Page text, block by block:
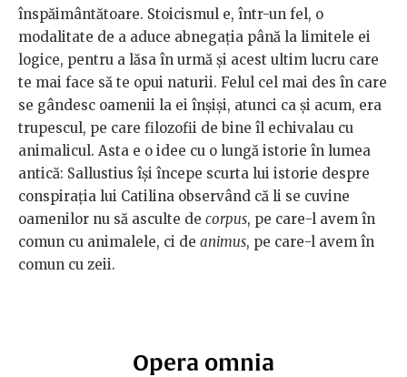
înspăimântătoare. Stoicismul e, într-un fel, o
modalitate de a aduce abnegația până la limitele ei
logice, pentru a lăsa în urmă și acest ultim lucru care
te mai face să te opui naturii. Felul cel mai des în care
se gândesc oamenii la ei înșiși, atunci ca și acum, era
trupescul, pe care filozofii de bine îl echivalau cu
animalicul. Asta e o idee cu o lungă istorie în lumea
antică: Sallustius își începe scurta lui istorie despre
conspirația lui Catilina observând că li se cuvine
oamenilor nu să asculte de corpus, pe care-l avem în
comun cu animalele, ci de animus, pe care-l avem în
comun cu zeii.
Opera omnia